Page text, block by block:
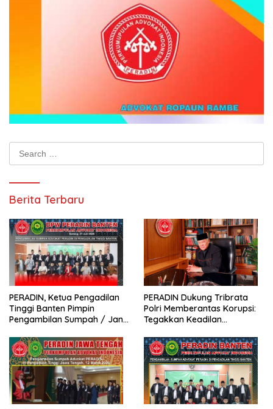
Berita Terbaru
PERADIN, Ketua Pengadilan
Tinggi Banten Pimpin
Pengambilan Sumpah / Janji
PERADIN Dukung Tribrata
Polri Memberantas Korupsi:
Tegakkan Keadilan
Justitia Ruat Caelum